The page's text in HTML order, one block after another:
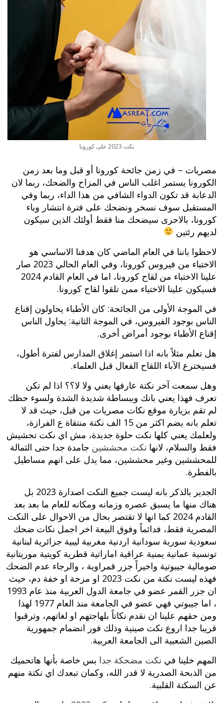
نكت 2023 على كورونا
مصريات – في زمن جائحة كورونا أو قبل وما بعد زمن
الكورونا يستمر اغلب الناس في المزاح والضحك، ربما لان
الدعابة قد تكون الدواء الشافي من هذا الداء، ربما وفي
المستقبل سوف نسخر ونضحك على فترة انتشار وباء
كورونا، بالاحرى سيضحك منا فقط أولئك الذين سيكون
لديهم رئتين
لاحظوا باننا في العام الماضي كان هدفنا الاساسي هو
الاختباء من فيروس كورونا، وفي العام الحالي 2023 صار
علينا الاختباء من لقاح كورونا، اما في العام القادم 2024
فسيكون علينا الاختباء ممن تلقوا لقاح كورونا.
في الموجة الأولى من الجائحة: كان الأطباء يحاولون إقناع
الناس بوجود الفيروس، في الموجة الثانية: يحاول الناس
إقناع الأطباء بوجود أمراض أخرى.
هل تعلم مثلاً بانه اذا استمر إغلاق المدارس لفترة أطول،
فسيخترع الآباء اللقاح الفعال قبل العلماء.
وهل سمعت آخر نكتة عارفها يعني ولا لا؟؟ اذا لم تكن
تعرف فهذا يعني بانك وببساطة شديدة الشدة ولسوء حظك
لم تقم بزيارة موقع نكات مصريات من قبل، حيث قد لا
تعلم بانه يضم اكثر من 15 الف نكتة منتقاة ع الفرازة،
ولعلمك يعني كلها نكت حلوة جديدة، مش اي نكت تحشيش
فقط والسلام، لانها نكت محششين جامدة جدا حتى الثمالة
للمحششين وغير محششين، مما يدل على انهم مساطيل
بالفطرة.
الجدير بالذكر بانه ليست جميع النكت اصدارة 2023 بل
هناك منها ما يسبق عصره وزمانه ومكانه للعام ما بعد بعد
القادم 2024 كما انها لا تقتصر بحال من الاحوال على النكت
المصرية فقط، فدائماً وفوق البيعة اخر اجمل نكات ضحك
سعودية سورية سودانية اردنية مغربية ليبية جزائرية لبنانية
تونسية عمانية يمنية عراقية اماراتية قطرية كويتية موريتانية
صومالية جيبوتية واخيراً جزر قمراوية ، والرجاء عدم الضحك
فهذه ليست نكتة من نكت 2023 او مزحة او خفة دم، حيث
ان جزر القمر عضو في جامعة الدول العربية منذ عام 1993
، اما جيبوتي فهي عضو في الجامعة منذ العام 1977 لهذا
ومن حقهم علينا ان نقدم نكاتاً بلهاجتهم او لغاتهم، وترقبوا
قريبا جدا اروع نكت صينية وذلك فور انضمام جمهورية
الصين الشعبية الى الجامعة العربية.
المهم خلينا في نكت مضحكة جدا بس خاصة بأنها هاتحميك
من الذبحة الصدرية لا قدر الله، وكمان تبعدك اي نكتة منهم
عن السكتة القلبية.